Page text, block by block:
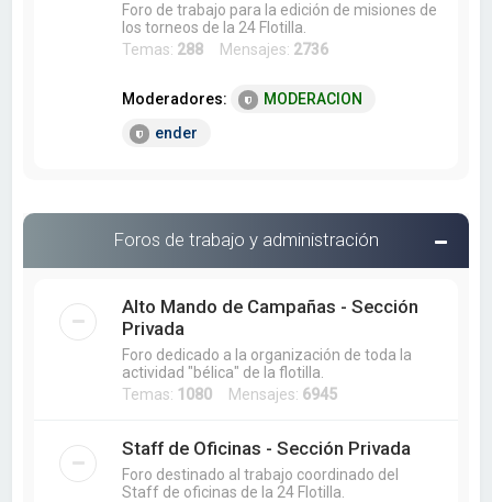
Foro de trabajo para la edición de misiones de
los torneos de la 24 Flotilla.
Temas: 288 Mensajes: 2736
Moderadores:
MODERACION
ender
Foros de trabajo y administración
Alto Mando de Campañas - Sección
Privada
Foro dedicado a la organización de toda la
actividad "bélica" de la flotilla.
Temas: 1080 Mensajes: 6945
Staff de Oficinas - Sección Privada
Foro destinado al trabajo coordinado del
Staff de oficinas de la 24 Flotilla.